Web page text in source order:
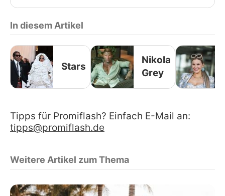
In diesem Artikel
Stars
Nikola
Grey
Tipps für Promiflash? Einfach E-Mail an:
tipps@promiflash.de
Weitere Artikel zum Thema